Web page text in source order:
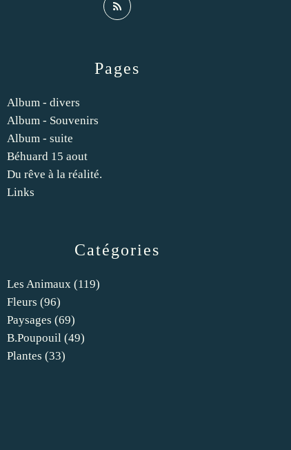
Catégories
Les Animaux (119)
Fleurs (96)
Paysages (69)
B.poupouil (49)
Plantes (33)
Pages
Album - divers
Album - Souvenirs
Album - suite
Béhuard 15 aout
Du rêve à la réalité.
Links